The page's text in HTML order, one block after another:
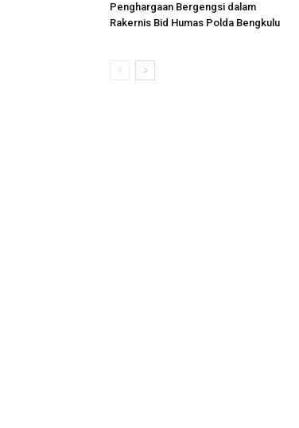
Penghargaan Bergengsi dalam
Rakernis Bid Humas Polda Bengkulu